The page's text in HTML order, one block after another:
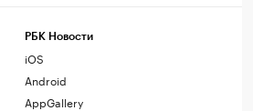
РБК Новости
iOS
Android
AppGallery